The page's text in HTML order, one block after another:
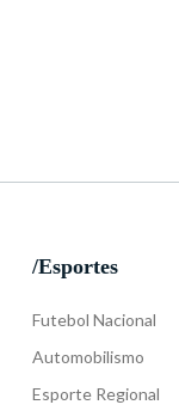
/Esportes
Futebol Nacional
Automobilismo
Esporte Regional